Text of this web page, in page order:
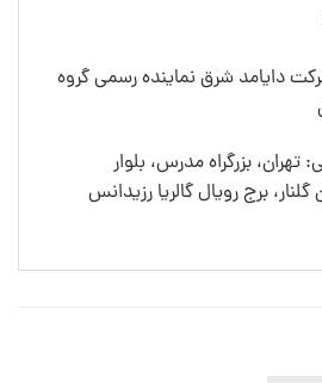
دایامد شرق نماینده رسمی گروه
تهران، بزرگراه مدرس، بلوار
برج رویال گالریا رزیدانس